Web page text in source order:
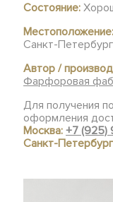
Состояние:
Местоположение:
Санкт-Петербург
Автор /
Фарфоровая
Для получения
оформления
Москва:+7 (925)
Санкт-